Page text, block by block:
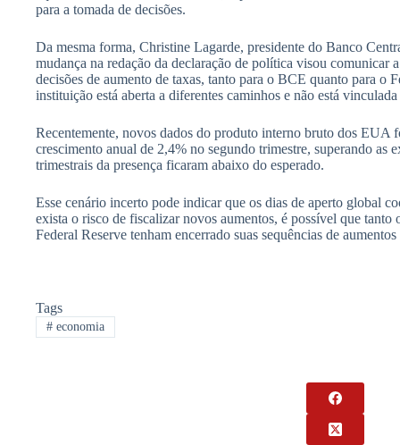
para a tomada de decisões.
Da mesma forma, Christine Lagarde, presidente do Banco
mudança na redação da declaração de política visou comunicar
decisões de aumento de taxas, tanto para o BCE quanto para o
instituição está aberta a diferentes caminhos e não está
Recentemente, novos dados do produto interno bruto dos EUA
crescimento anual de 2,4% no segundo trimestre, superando as
trimestrais da presença ficaram abaixo do esperado.
Esse cenário incerto pode indicar que os dias de aperto global
exista o risco de fiscalizar novos aumentos, é possível que
Federal Reserve tenham encerrado suas sequências de
Tags
#economia